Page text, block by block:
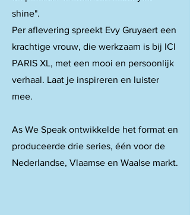
shine".
Per aflevering spreekt Evy Gruyaert een
krachtige vrouw, die werkzaam is bij ICI
PARIS XL, met een mooi en persoonlijk
verhaal. Laat je inspireren en luister
mee.
As We Speak ontwikkelde het format en
produceerde drie series, één voor de
Nederlandse, Vlaamse en Waalse markt.